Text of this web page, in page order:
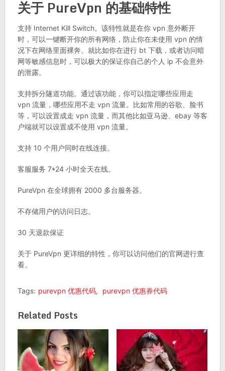
关于 PureVpn 的基础特性
支持 Internet Kill Switch。该特性就是在你 vpn 意外断开
时，可以一键断开你的所有网络，防止你在未使用 vpn 的情
况下在网络里面裸奔。就比如你在进行 bt 下载，或者访问暗
网等敏感信息时，可以极大的保证你自己的个人 ip 不会意外
的泄露。
支持拆分隧道功能。通过该功能，你可以指定哪些应用走
vpn 流量，哪些应用不走 vpn 流量。比如常用的谷歌、脸书
等，可以设置成走 vpn 流量，而其他比如亚马逊、ebay 等客
户端就可以设置成不使用 vpn 流量。
支持 10 个用户同时在线连接。
客服服务 7*24 小时全天在线。
PureVpn 在全球拥有 2000 多台服务器。
不存储用户的访问日志。
30 天退款保证
关于 PureVpn 更详细的特性，你可以访问他们的官网进行查
看。
Tags: purevpn 优惠代码, purevpn 优惠券代码
Related Posts